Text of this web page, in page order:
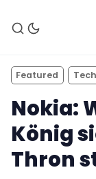
Featured
Nokia:
König
Thron